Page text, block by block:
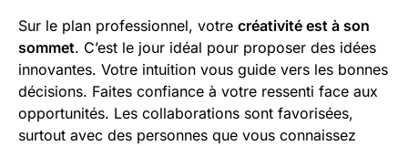
Sur le plan professionnel, votre créativité est à son
sommet. C’est le jour idéal pour proposer des idées
innovantes. Votre intuition vous guide vers les bonnes
décisions. Faites confiance à votre ressenti face aux
opportunités. Les collaborations sont favorisées,
surtout avec des personnes que vous connaissez